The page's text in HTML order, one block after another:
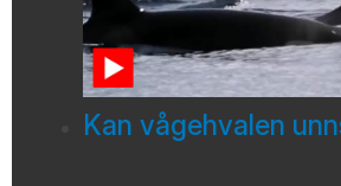
Kan vågehvalen